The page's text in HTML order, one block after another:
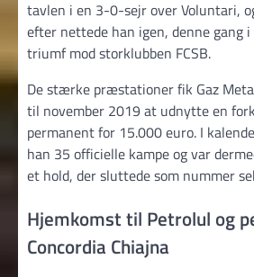
tavlen i en 3-0-sejr over Voluntari,
efter nettede han igen, denne gang
triumf mod storklubben FCSB.
De stærke præstationer fik Gaz
til november 2019 at udnytte en
permanent for 15.000 euro. I
han 35 officielle kampe og var
et hold, der sluttede som nummer
Hjemkomst til Petrolul og
Concordia Chiajna